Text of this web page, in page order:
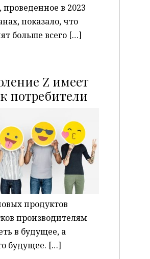
проведенное в 2023
показало, что
больше всего […]
Z имеет
потребители
продуктов
производителям
в будущее, а
будущее. […]